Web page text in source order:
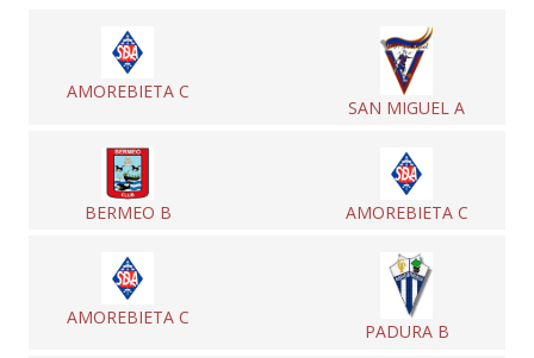
AMOREBIETA C
SAN MIGUEL A
BERMEO B AMOREBIETA C
AMOREBIETA C
PADURA B